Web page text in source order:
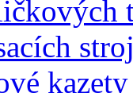
kazety